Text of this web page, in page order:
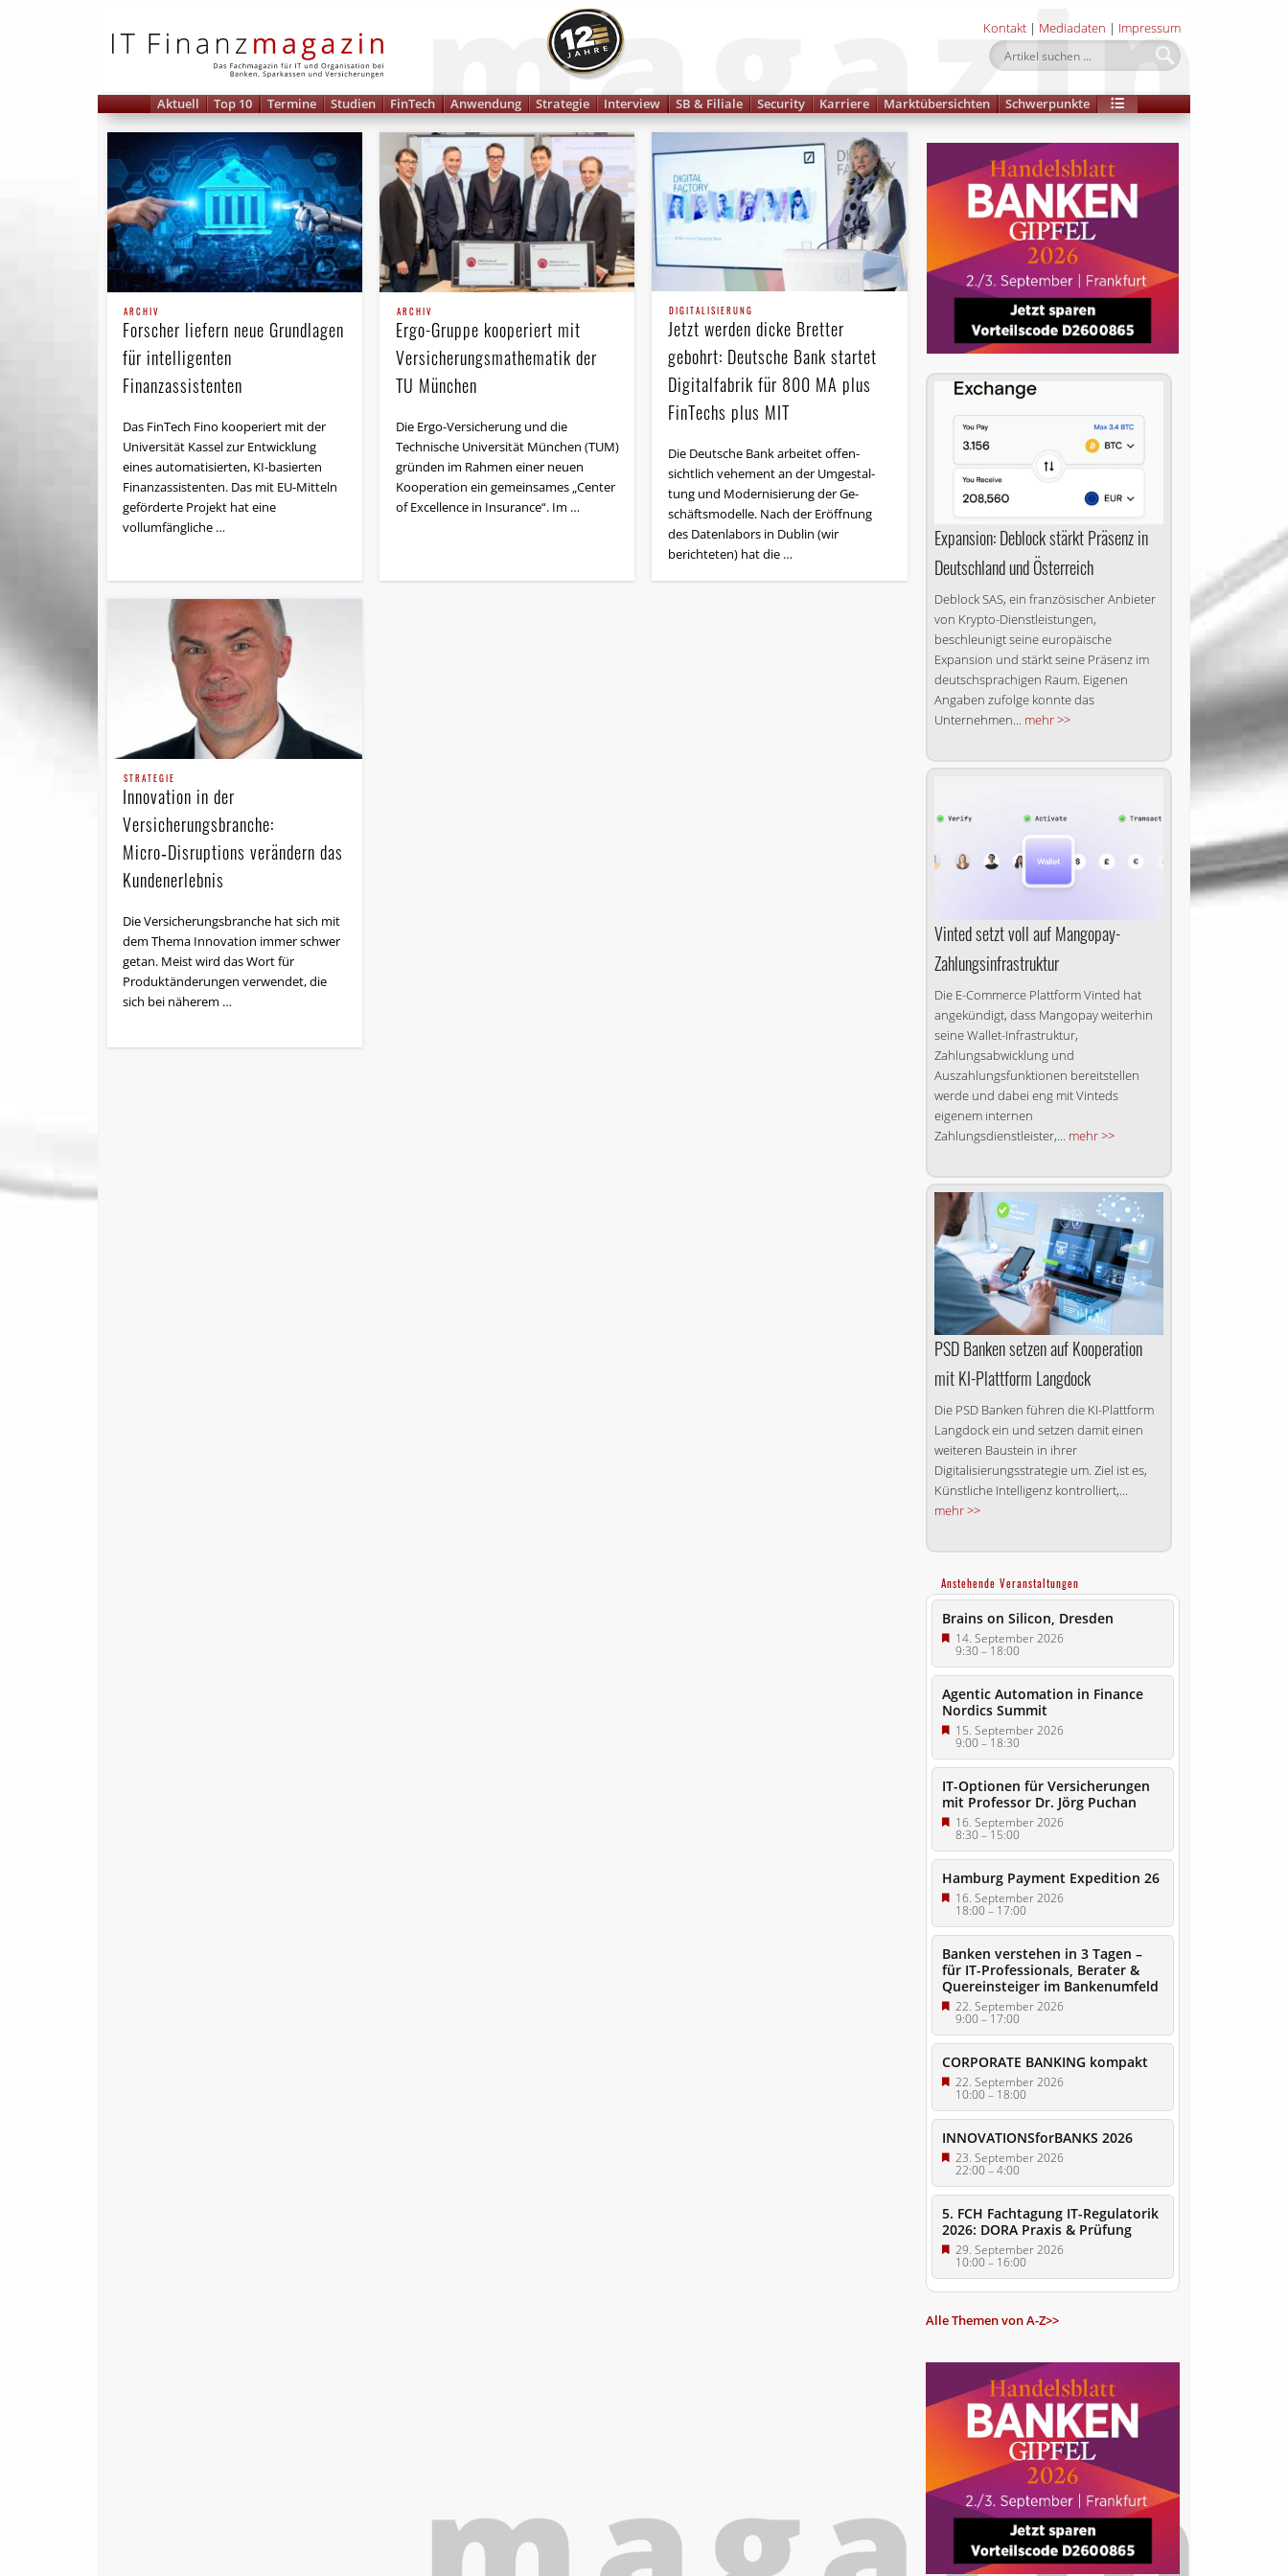
Kontakt | Mediadaten | Impressum
Aktuell Top 10 Termine Studien FinTech Anwendung Strategie Interview SB & Filiale Security Karriere Marktübersichten Schwerpunkte
ARCHIV
Forscher liefern neue Grundlagen
für intelligenten
Finanzassistenten
Das FinTech Fino kooperiert mit der
Universität Kassel zur Entwicklung
eines automatisierten, KI-basierten
Finanzassistenten. Das mit EU-Mitteln
geförderte Projekt hat eine
vollumfängliche …
ARCHIV
Ergo-Gruppe kooperiert mit
Versicherungsmathematik der
TU München
Die Ergo-Versicherung und die
Technische Universität München (TUM)
gründen im Rahmen einer neuen
Kooperation ein gemeinsames „Center
of Excellence in Insurance“. Im …
DIGITALISIERUNG
Jetzt werden dicke Bretter
gebohrt: Deutsche Bank startet
Digitalfabrik für 800 MA plus
FinTechs plus MIT
Die Deutsche Bank arbeitet offen­
sichtlich vehement an der Um­ge­stal­
tung und Modernisierung der Ge­
schäfts­modelle. Nach der Eröffnung
des Datenlabors in Dublin (wir
berichteten) hat die …
STRATEGIE
Innovation in der
Versicherungsbranche:
Micro‑Disruptions verändern das
Kundenerlebnis
Die Versicherungsbranche hat sich mit
dem Thema Innovation immer schwer
getan. Meist wird das Wort für
Produktänderungen verwendet, die
sich bei näherem …
Expansion: Deblock stärkt Präsenz in
Deutschland und Österreich
Deblock SAS, ein französischer Anbieter
von Krypto-Dienstleistungen,
beschleunigt seine europäische
Expansion und stärkt seine Präsenz im
deutschsprachigen Raum. Eigenen
Angaben zufolge konnte das
Unternehmen... mehr >>
Vinted setzt voll auf Mangopay-
Zahlungsinfrastruktur
Die E-Commerce Plattform Vinted hat
angekündigt, dass Mangopay weiterhin
seine Wallet-Infrastruktur,
Zahlungsabwicklung und
Auszahlungsfunktionen bereitstellen
werde und dabei eng mit Vinteds
eigenem internen
Zahlungsdienstleister,... mehr >>
PSD Banken setzen auf Kooperation
mit KI-Plattform Langdock
Die PSD Banken führen die KI-Plattform
Langdock ein und setzen damit einen
weiteren Baustein in ihrer
Digitalisierungs­strategie um. Ziel ist es,
Künstliche Intelligenz kontrolliert,...
mehr >>
Anstehende Veranstaltungen
Brains on Silicon, Dresden
14. September 2026
9:30–18:00
Agentic Automation in Finance
Nordics Summit
15. September 2026
9:00–18:30
IT-Optionen für Versicherungen
mit Professor Dr. Jörg Puchan
16. September 2026
8:30–15:00
Hamburg Payment Expedition 26
16. September 2026
18:00– 17:00
Banken verstehen in 3 Tagen –
für IT-Professionals, Berater &
Quereinsteiger im Bankenumfeld
22. September 2026
9:00–17:00
CORPORATE BANKING kompakt
22. September 2026
10:00– 18:00
INNOVATIONSforBANKS 2026
23. September 2026
22:00–4:00
5. FCH Fachtagung IT-Regulatorik
2026: DORA Praxis & Prüfung
29. September 2026
10:00– 16:00
Alle Themen von A-Z>>